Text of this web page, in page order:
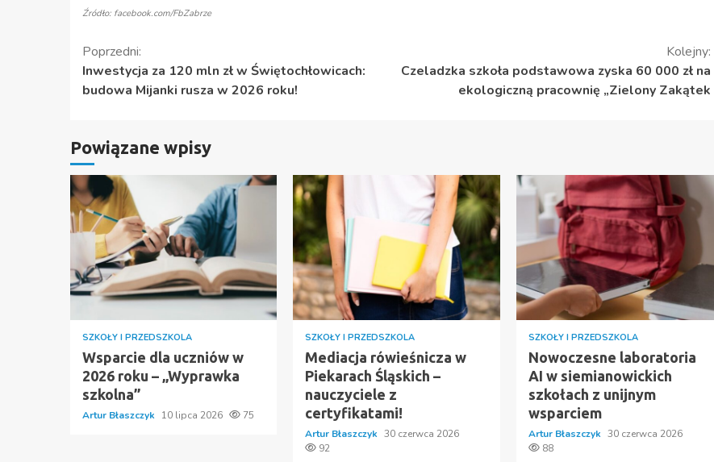
Źródło: facebook.com/FbZabrze
Kontynuuj
czytanie
Poprzedni:
Inwestycja za 120 mln zł w Świętochłowicach:
budowa Mijanki rusza w 2026 roku!
Kolejny:
Czeladzka szkoła podstawowa zyska 60 000 zł na
ekologiczną pracownię „Zielony Zakątek
Powiązane wpisy
SZKOŁY I PRZEDSZKOLA
Wsparcie dla uczniów w
2026 roku – „Wyprawka
szkolna”
Artur Błaszczyk 10 lipca 2026 75
SZKOŁY I PRZEDSZKOLA
Mediacja rówieśnicza w
Piekarach Śląskich –
nauczyciele z
certyfikatami!
Artur Błaszczyk 30 czerwca 2026
92
SZKOŁY I PRZEDSZKOLA
Nowoczesne laboratoria
AI w siemianowickich
szkołach z unijnym
wsparciem
Artur Błaszczyk 30 czerwca 2026
88